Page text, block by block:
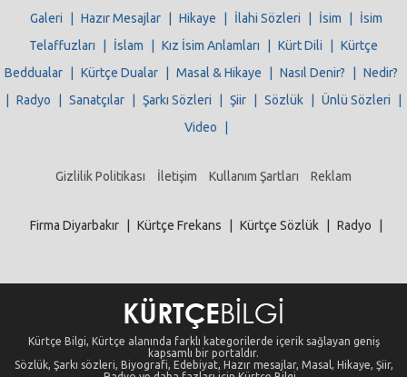
Galeri
Hazır Mesajlar Hikaye İlahi Sözleri İsim
İsim
Telaffuzları
İslam Kız İsim Anlamları Kürt Dili
Kürtçe
Beddualar
Kürtçe Dualar Masal & Hikaye Nasıl Denir?
Nedir?
Radyo Sanatçılar Şarkı Sözleri Şiir Sözlük Ünlü Sözleri
Video
Gizlilik Politikası İletişim Kullanım Şartları Reklam
Firma Diyarbakır Kürtçe Frekans Kürtçe Sözlük Radyo
Kürtçe Bilgi, Kürtçe alanında farklı kategorilerde içerik sağlayan geniş
kapsamlı bir portaldır.
Sözlük, Şarkı sözleri, Biyografi, Edebiyat, Hazır mesajlar, Masal, Hikaye, Şiir,